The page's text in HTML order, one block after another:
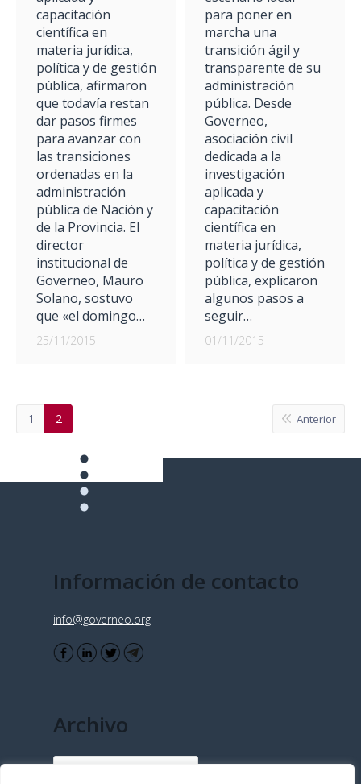
capacitación
científica en
materia jurídica,
política y de gestión
pública, afirmaron
que todavía restan
dar pasos firmes
para avanzar con
las transiciones
ordenadas en la
administración
pública de Nación y
de la Provincia. El
director
institucional de
Governeo, Mauro
Solano, sostuvo
que «el domingo…
25/11/2015
para poner en
marcha una
transición ágil y
transparente de su
administración
pública. Desde
Governeo,
asociación civil
dedicada a la
investigación
aplicada y
capacitación
científica en
materia jurídica,
política y de gestión
pública, explicaron
algunos pasos a
seguir…
01/11/2015
1 2 Anterior
Información de contacto
info@governeo.org
Archivo
Archivo